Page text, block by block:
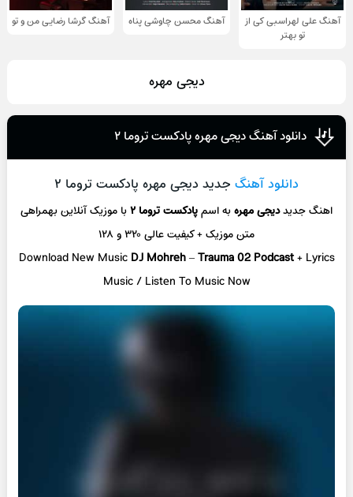
آهنگ علی لهراسبی کی از
تو ‌بهتر
آهنگ محسن چاوشی پناه آهنگ گرشا رضایی من و تو
دیجی مهره
دانلود آهنگ دیجی مهره پادکست تروما ۲
دانلود آهنگ جدید دیجی مهره پادکست تروما ۲
اهنگ جدیددیجی مهرهبه اسمپادکست تروما ۲ با موزیک آنلاینبهمراهی
متن موزیک + کیفیت عالی ۳۲۰ و ۱۲۸
Download New Music DJ Mohreh–Trauma 02 Podcast+ Lyrics
Music / Listen To Music Now